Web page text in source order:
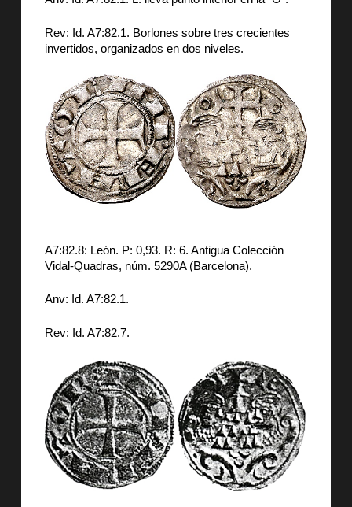
Rev: Id. A7:82.1. Borlones sobre tres crecientes
invertidos, organizados en dos niveles.
A7:82.8: León. P: 0,93. R: 6. Antigua Colección
Vidal-Quadras, núm. 5290A (Barcelona).
Anv: Id. A7:82.1.
Rev: Id. A7:82.7.